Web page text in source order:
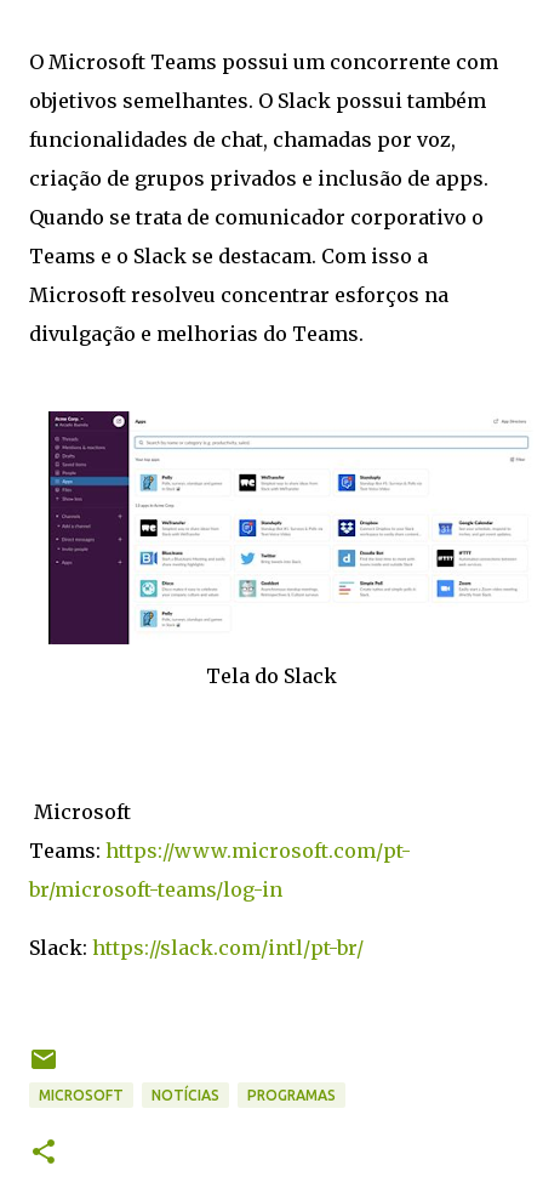
O Microsoft Teams possui um concorrente com
objetivos semelhantes. O Slack possui também
funcionalidades de chat, chamadas por voz,
criação de grupos privados e inclusão de apps.
Quando se trata de comunicador corporativo o
Teams e o Slack se destacam. Com isso a
Microsoft resolveu concentrar esforços na
divulgação e melhorias do Teams.
Tela do Slack
Microsoft
Teams: https://www.microsoft.com/pt-
br/microsoft-teams/log-in
Slack: https://slack.com/intl/pt-br/
MICROSOFT NOTÍCIAS PROGRAMAS